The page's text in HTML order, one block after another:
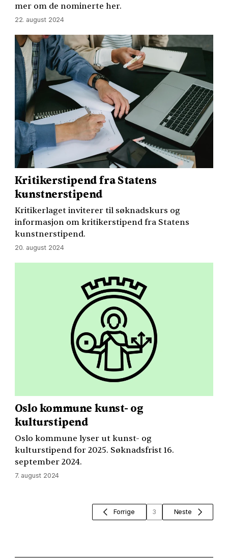
mer om de nominerte her.
22. august 2024
Kritikerstipend fra Statens
kunstnerstipend
Kritikerlaget inviterer til søknadskurs og
informasjon om kritikerstipend fra Statens
kunstnerstipend.
20. august 2024
Oslo kommune kunst- og
kulturstipend
Oslo kommune lyser ut kunst- og
kulturstipend for 2025. Søknadsfrist 16.
september 2024.
7. august 2024
Forrige 3 Neste